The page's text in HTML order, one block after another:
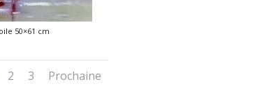
50×61 cm
2 3 Prochaine